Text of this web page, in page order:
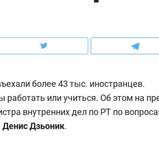
более 43 тыс. иностранцев.
работать или учиться. Об этом на
внутренних дел по РТ по
Денис Дзьоник.